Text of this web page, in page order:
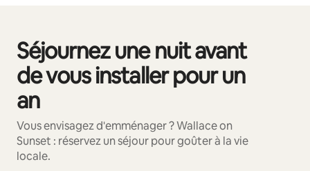
Séjournez une nuit avant
de vous installer pour un
an
Vous envisagez d'emménager ? Wallace on
Sunset : réservez un séjour pour goûter à la vie
locale.
0 sur 0 élément visible